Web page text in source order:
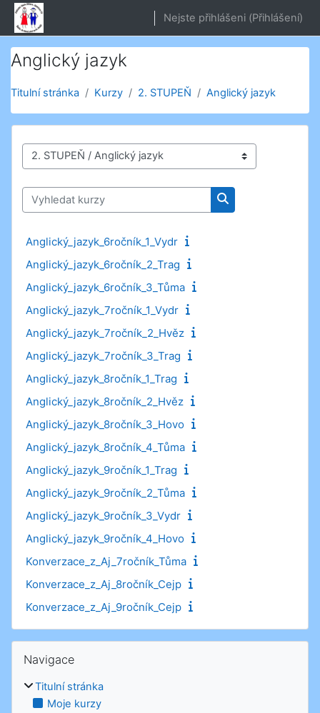
Přejít k hlavnímu obsahu
Nejste přihlášeni (Přihlášení)
Anglický jazyk
Titulní stránka Kurzy 2. STUPEŇ Anglický jazyk
Kategorie kurzů
Vyhledat kurzy
Vyhledat kurzy
Anglický_jazyk_6ročník_1_Vydr
Anglický_jazyk_6ročník_2_Trag
Anglický_jazyk_6ročník_3_Tůma
Anglický_jazyk_7ročník_1_Vydr
Anglický_jazyk_7ročník_2_Hvěz
Anglický_jazyk_7ročník_3_Trag
Anglický_jazyk_8ročník_1_Trag
Anglický_jazyk_8ročník_2_Hvěz
Anglický_jazyk_8ročník_3_Hovo
Anglický_jazyk_8ročník_4_Tůma
Anglický_jazyk_9ročník_1_Trag
Anglický_jazyk_9ročník_2_Tůma
Anglický_jazyk_9ročník_3_Vydr
Anglický_jazyk_9ročník_4_Hovo
Konverzace_z_Aj_7ročník_Tůma
Konverzace_z_Aj_8ročník_Cejp
Konverzace_z_Aj_9ročník_Cejp
Navigace
Titulní stránka
Moje kurzy